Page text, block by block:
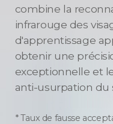
combine la
infrarouge des
d'apprentissage
obtenir une
exceptionnelle et
anti-usurpation du
Taux de fausse